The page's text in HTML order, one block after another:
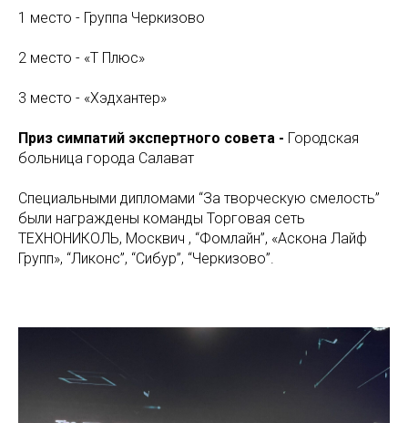
1 место - Группа Черкизово
2 место - «Т Плюс»
3 место - «Хэдхантер»
Приз симпатий экспертного совета - Городская
больница города Салават
Специальными дипломами “За творческую смелость”
были награждены команды Торговая сеть
ТЕХНОНИКОЛЬ, Москвич , “Фомлайн”, «Аскона Лайф
Групп», “Ликонс”, “Сибур”, “Черкизово”.